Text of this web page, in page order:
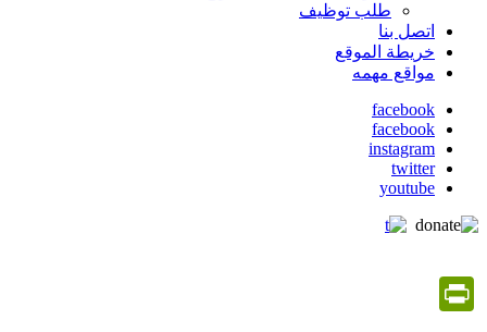
طلب توظيف
اتصل بنا
خريطة الموقع
مواقع مهمه
social
media
facebook
facebook
instagram
twitter
youtube